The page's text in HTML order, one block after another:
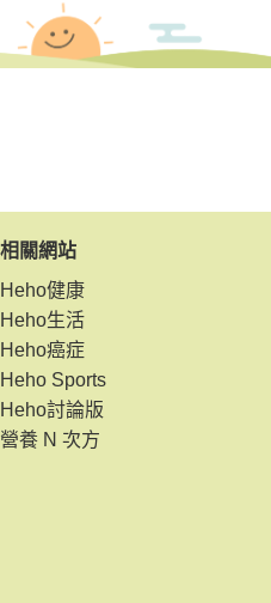
相關網站
Heho健康
Heho生活
Heho癌症
Heho Sports
Heho討論版
營養 N 次方